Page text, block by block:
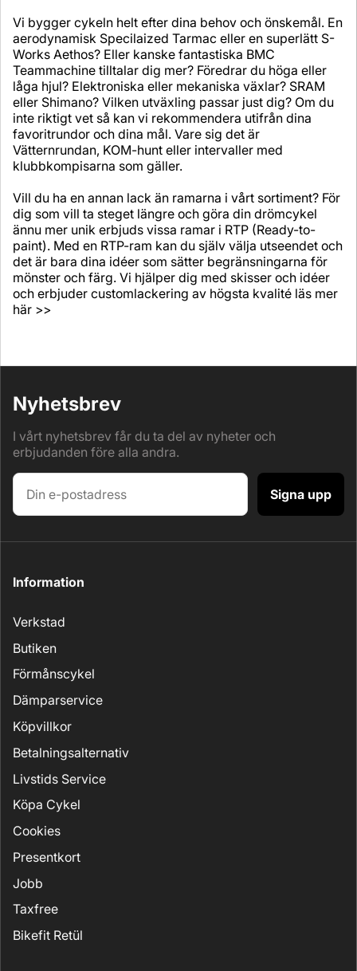
Vi bygger cykeln helt efter dina behov och önskemål. En
aerodynamisk Specilaized Tarmac eller en superlätt S-
Works Aethos? Eller kanske fantastiska BMC
Teammachine tilltalar dig mer? Föredrar du höga eller
låga hjul? Elektroniska eller mekaniska växlar? SRAM
eller Shimano? Vilken utväxling passar just dig? Om du
inte riktigt vet så kan vi rekommendera utifrån dina
favoritrundor och dina mål. Vare sig det är
Vätternrundan, KOM-hunt eller intervaller med
klubbkompisarna som gäller.
Vill du ha en annan lack än ramarna i vårt sortiment? För
dig som vill ta steget längre och göra din drömcykel
ännu mer unik erbjuds vissa ramar i RTP (Ready-to-
paint). Med en RTP-ram kan du själv välja utseendet och
det är bara dina idéer som sätter begränsningarna för
mönster och färg. Vi hjälper dig med skisser och idéer
och erbjuder customlackering av högsta kvalité läs mer
här >>
Nyhetsbrev
I vårt nyhetsbrev får du ta del av nyheter och
erbjudanden före alla andra.
Signa upp
Information
Verkstad
Butiken
Förmånscykel
Dämparservice
Köpvillkor
Betalningsalternativ
Livstids Service
Köpa Cykel
Cookies
Presentkort
Jobb
Taxfree
Bikefit Retül